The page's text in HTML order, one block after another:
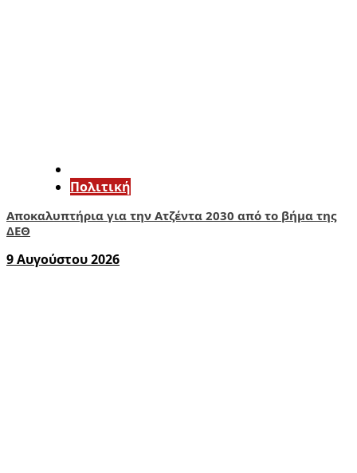
Πολιτική
Αποκαλυπτήρια για την Ατζέντα 2030 από το βήμα της
ΔΕΘ
9 Αυγούστου 2026